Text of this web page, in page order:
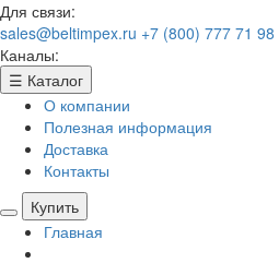
Для связи:
sales@beltimpex.ru +7 (800) 777 71 98
Каналы:
☰ Каталог
О компании
Полезная информация
Доставка
Контакты
Купить
Главная